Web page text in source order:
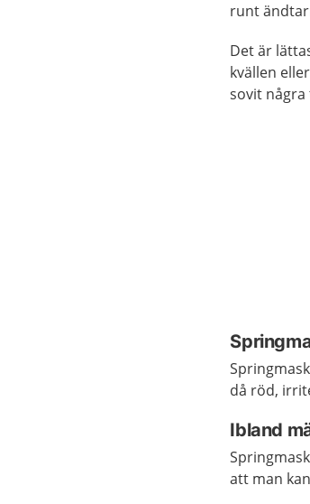
runt
Det är
kvällen
sovit
då röd,
Ibland
att man